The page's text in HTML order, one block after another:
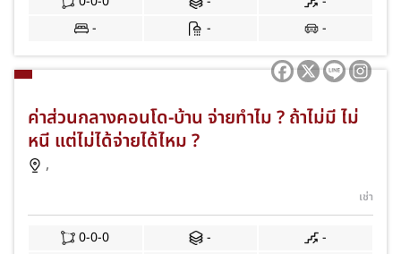
-
- -
ค่าส่วนกลางคอนโด-บ้าน จ่ายทำไม ? ถ้าไม่มี ไม่
หนี แต่ไม่ได้จ่ายได้ไหม ?
,
เช่า
0-0-0 -
-